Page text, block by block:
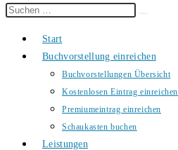
Diese
durchsuchen
Start
Buchvorstellung einreichen
Buchvorstellungen Übersicht
Kostenlosen Eintrag einreichen
Premiumeintrag einreichen
Schaukasten buchen
Leistungen